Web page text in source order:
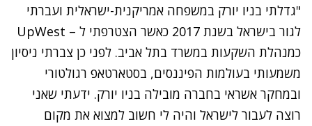
"גדלתי בניו יורק במשפחה אמריקנית-ישראלית ועברתי
לגור בישראל בשנת 2017 כאשר הצטרפתי ל – UpWest
כמנהלת השקעות במשרד בתל אביב. לפני כן צברתי ניסיון
משמעותי בעולמות הפיננסים, בסטארטאפ רגולטורי
ובמחקר אשראי בחברה מובילה בניו יורק. ידעתי שאני
רוצה לעבור לישראל והיה לי חשוב למצוא את מקום